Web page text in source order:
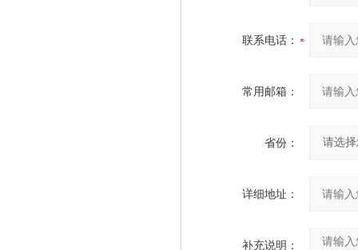
联系电话：
常用邮箱：
省份：
详细地址：
补充说明：